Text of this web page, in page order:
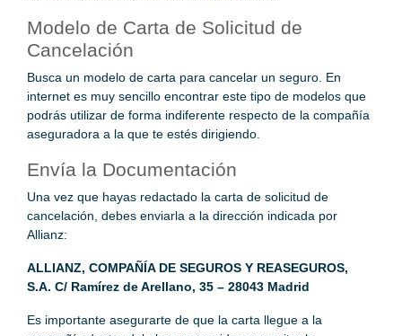
Modelo de Carta de Solicitud de
Cancelación
Busca un modelo de carta para cancelar un seguro. En
internet es muy sencillo encontrar este tipo de modelos que
podrás utilizar de forma indiferente respecto de la compañía
aseguradora a la que te estés dirigiendo.
Envía la Documentación
Una vez que hayas redactado la carta de solicitud de
cancelación, debes enviarla a la dirección indicada por
Allianz:
ALLIANZ, COMPAÑÍA DE SEGUROS Y REASEGUROS,
S.A. C/ Ramírez de Arellano, 35 – 28043 Madrid
Es importante asegurarte de que la carta llegue a la